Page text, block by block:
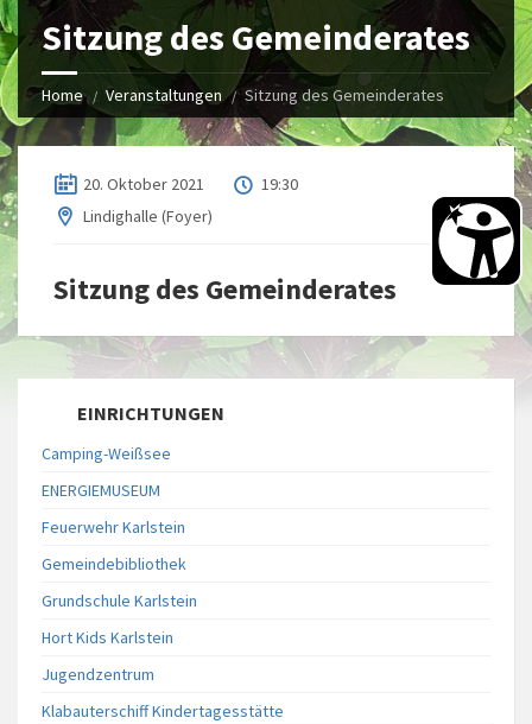
Sitzung des Gemeinderates
Home Veranstaltungen Sitzung des Gemeinderates
20. Oktober 2021
19:30
Lindighalle (Foyer)
Sitzung des Gemeinderates
EINRICHTUNGEN
Camping-Weißsee
ENERGIEMUSEUM
Feuerwehr Karlstein
Gemeindebibliothek
Grundschule Karlstein
Hort Kids Karlstein
Jugendzentrum
Klabauterschiff Kindertagesstätte